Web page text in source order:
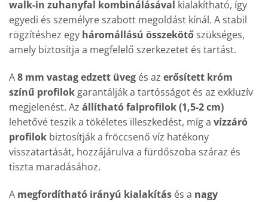
walk-in zuhanyfal kombinálásával kialakítható, így
egyedi és személyre szabott megoldást kínál. A stabil
rögzítéshez egy háromállású összekötő szükséges,
amely biztosítja a megfelelő szerkezetet és tartást.
A8 mm vastag edzett üveg és az erősített króm
színű profilok garantálják a tartósságot és az exkluzív
megjelenést. Az állítható falprofilok (1,5-2 cm)
lehetővé teszik a tökéletes illeszkedést, míg a vízzáró
profilok biztosítják a fröccsenő víz hatékony
visszatartását, hozzájárulva a fürdőszoba száraz és
tiszta maradásához.
A megfordítható irányú kialakítás és a nagy